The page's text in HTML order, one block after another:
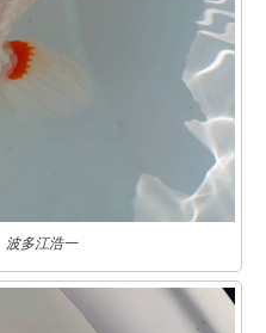
多江浩一